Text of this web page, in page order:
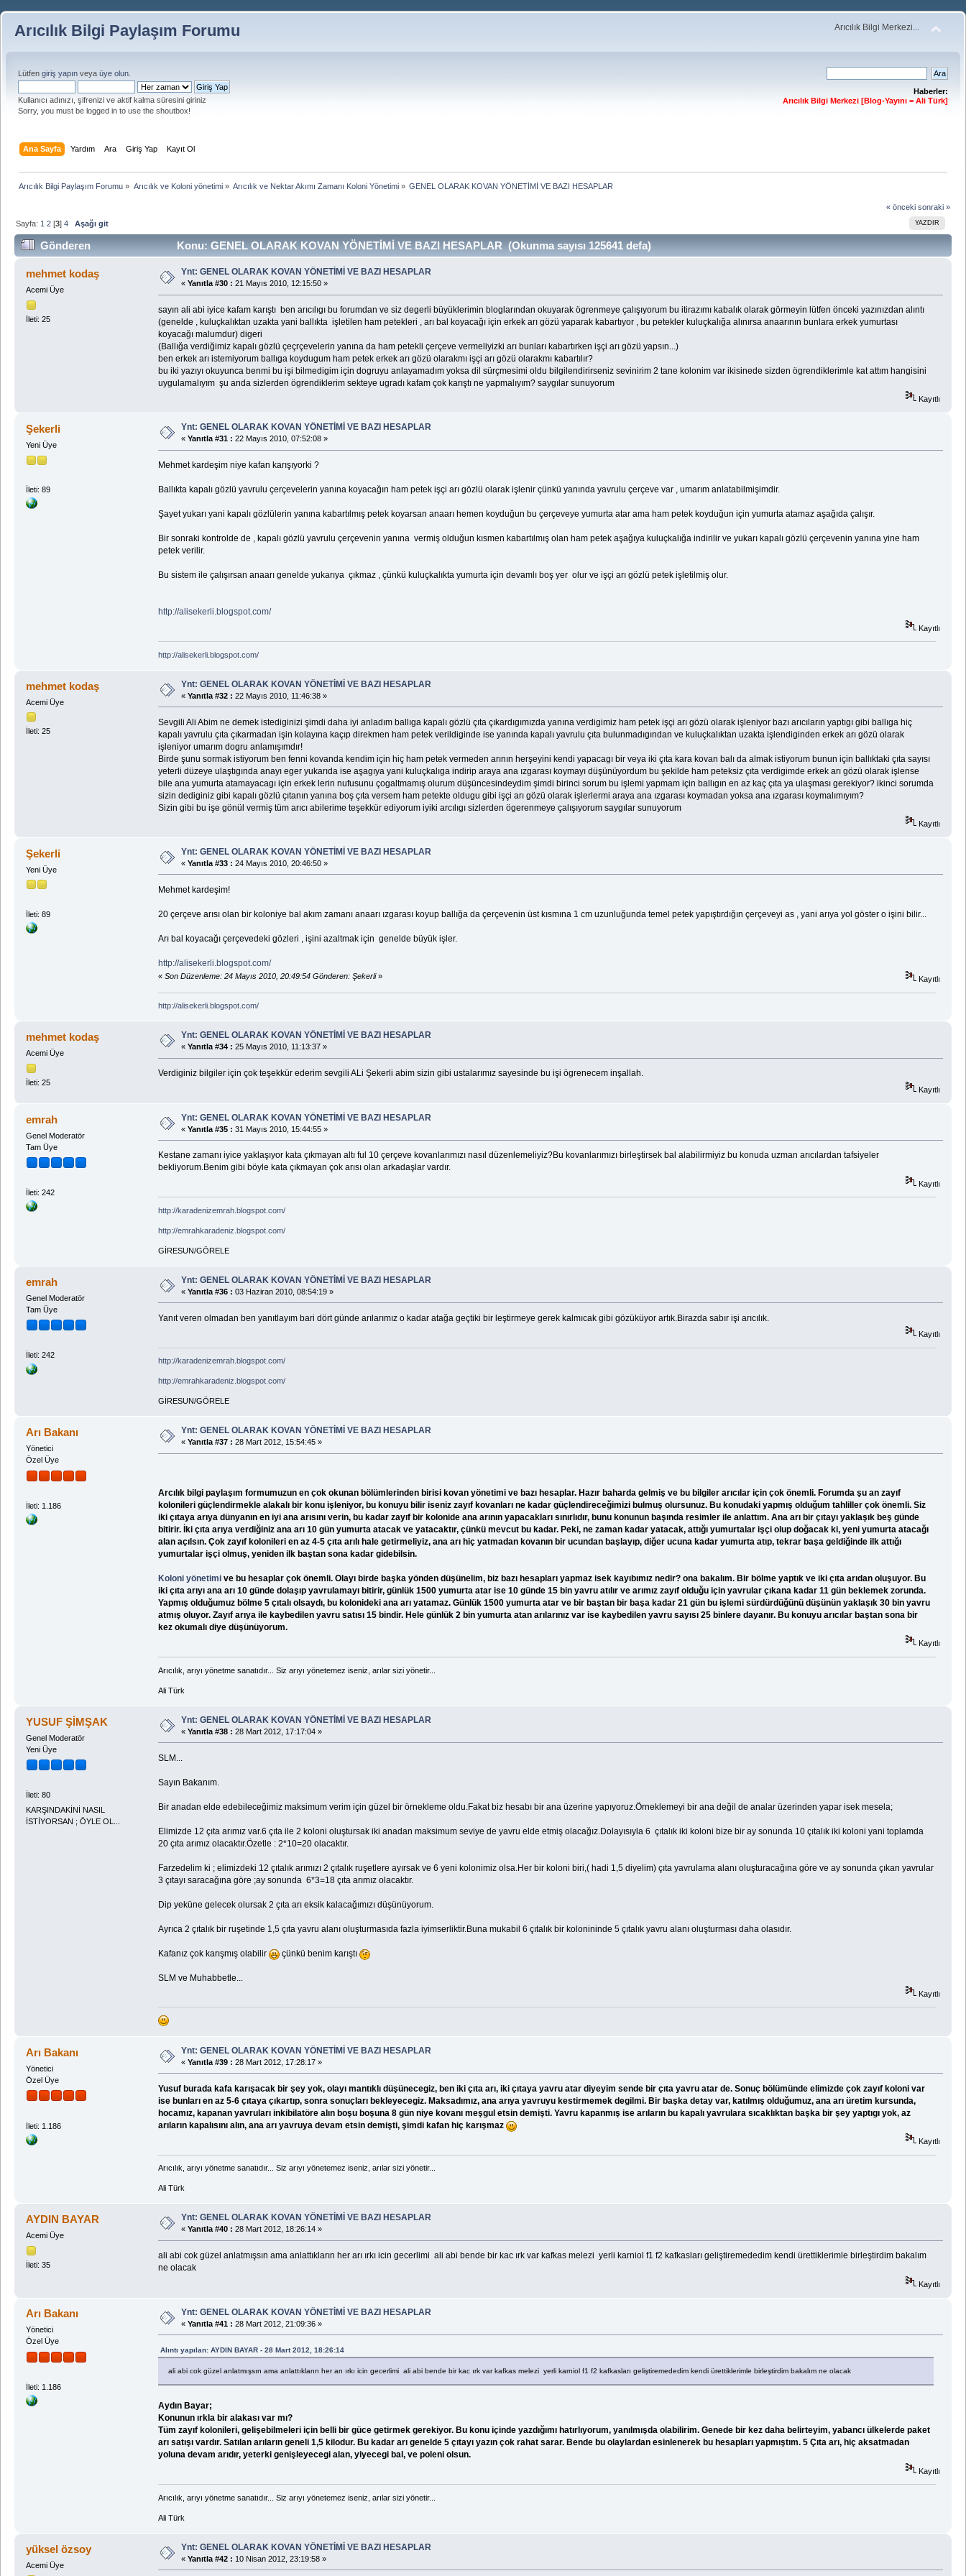
Arıcılık Bilgi Paylaşım Forumu Arıcılık Bilgi Merkezi...
Lütfen giriş yapın veya üye olun
Kullanıcı adınızı, şifrenizi ve aktif kalma süresini giriniz
Sorry, you must be logged in to use the shoutbox!
Haberler:
Arıcılık Bilgi Merkezi [Blog-Yayını = Ali Türk]
Ana Sayfa Yardım Ara Giriş Yap Kayıt Ol
Arıcılık Bilgi Paylaşım Forumu » Arıcılık ve Koloni yönetimi» Arıcılık ve Nektar Akımı Zamanı Koloni Yönetimi» GENEL OLARAK KOVAN YÖNETİMİ VE BAZI HESAPLAR
« önceki sonraki »
YAZDIR
Sayfa: 1 2 [3]4 Aşağı git
Gönderen Konu: GENEL OLARAK KOVAN YÖNETİMİ VE BAZI HESAPLAR (Okunma sayısı 125641 defa)
mehmet kodaş
Acemi Üye
İleti: 25
Ynt: GENEL OLARAK KOVAN YÖNETİMİ VE BAZI HESAPLAR
« Yanıtla #30 : 21 Mayıs 2010, 12:15:50 »
sayın ali abi iyice kafam karıştı ben arıcılıgı bu forumdan ve siz degerli büyüklerimin bloglarından okuyarak ögrenmeye çalışıyorum bu itirazımı kabalık olarak görmeyin lütfen önceki yazınızdan alıntı
(genelde , kuluçkalıktan uzakta yani ballıkta işletilen ham petekleri , arı bal koyacağı için erkek arı gözü yaparak kabartıyor , bu petekler kuluçkalığa alınırsa anaarının bunlara erkek yumurtası
koyacağı malumdur) digeri
(Ballığa verdiğimiz kapalı gözlü çeçrçevelerin yanına da ham petekli çerçeve vermeliyizki arı bunları kabartırken işçi arı gözü yapsın...)
ben erkek arı istemiyorum ballıga koydugum ham petek erkek arı gözü olarakmı işçi arı gözü olarakmı kabartılır?
bu iki yazıyı okuyunca benmi bu işi bilmedigim için dogruyu anlayamadım yoksa dil sürçmesimi oldu bilgilendirirseniz sevinirim 2 tane kolonim var ikisinede sizden ögrendiklerimle kat attım hangisini
uygulamalıyım şu anda sizlerden ögrendiklerim sekteye ugradı kafam çok karıştı ne yapmalıyım? saygılar sunuyorum
Kayıtlı
Şekerli
Yeni Üye
İleti: 89
Ynt: GENEL OLARAK KOVAN YÖNETİMİ VE BAZI HESAPLAR
« Yanıtla #31 : 22 Mayıs 2010, 07:52:08 »
Mehmet kardeşim niye kafan karışıyorki ?
Ballıkta kapalı gözlü yavrulu çerçevelerin yanına koyacağın ham petek işçi arı gözlü olarak işlenir çünkü yanında yavrulu çerçeve var , umarım anlatabilmişimdir.
Şayet yukarı yani kapalı gözlülerin yanına kabartılmış petek koyarsan anaarı hemen koyduğun bu çerçeveye yumurta atar ama ham petek koyduğun için yumurta atamaz aşağıda çalışır.
Bir sonraki kontrolde de , kapalı gözlü yavrulu çerçevenin yanına vermiş olduğun kısmen kabartılmış olan ham petek aşağıya kuluçkalığa indirilir ve yukarı kapalı gözlü çerçevenin yanına yine ham
petek verilir.
Bu sistem ile çalışırsan anaarı genelde yukarıya çıkmaz , çünkü kuluçkalıkta yumurta için devamlı boş yer olur ve işçi arı gözlü petek işletilmiş olur.
http://alisekerli.blogspot.com/
Kayıtlı
http://alisekerli.blogspot.com/
mehmet kodaş
Acemi Üye
İleti: 25
Ynt: GENEL OLARAK KOVAN YÖNETİMİ VE BAZI HESAPLAR
« Yanıtla #32 : 22 Mayıs 2010, 11:46:38 »
Sevgili Ali Abim ne demek istediginizi şimdi daha iyi anladım ballıga kapalı gözlü çıta çıkardıgımızda yanına verdigimiz ham petek işçi arı gözü olarak işleniyor bazı arıcıların yaptıgı gibi ballıga hiç
kapalı yavrulu çıta çıkarmadan işin kolayına kaçıp direkmen ham petek verildiginde ise yanında kapalı yavrulu çıta bulunmadıgından ve kuluçkalıktan uzakta işlendiginden erkek arı gözü olarak
işleniyor umarım dogru anlamışımdır!
Birde şunu sormak istiyorum ben fenni kovanda kendim için hiç ham petek vermeden arının herşeyini kendi yapacagı bir veya iki çıta kara kovan balı da almak istiyorum bunun için ballıktaki çıta sayısı
yeterli düzeye ulaştıgında anayı eger yukarıda ise aşagıya yani kuluçkalıga indirip araya ana ızgarası koymayı düşünüyordum bu şekilde ham peteksiz çıta verdigimde erkek arı gözü olarak işlense
bile ana yumurta atamayacagı için erkek lerin nufusunu çogaltmamış olurum düşüncesindeydim şimdi birinci sorum bu işlemi yapmam için ballıgın en az kaç çıta ya ulaşması gerekiyor? ikinci sorumda
sizin dediginiz gibi kapalı gözlü çıtanın yanına boş çıta versem ham petekte oldugu gibi işçi arı gözü olarak işlerlermi araya ana ızgarası koymadan yoksa ana ızgarası koymalımıyım?
Sizin gibi bu işe gönül vermiş tüm arıcı abilerime teşekkür ediyorum iyiki arcılıgı sizlerden ögerenmeye çalışıyorum saygılar sunuyorum
Kayıtlı
Şekerli
Yeni Üye
İleti: 89
Ynt: GENEL OLARAK KOVAN YÖNETİMİ VE BAZI HESAPLAR
« Yanıtla #33 : 24 Mayıs 2010, 20:46:50 »
Mehmet kardeşim!
20 çerçeve arısı olan bir koloniye bal akım zamanı anaarı ızgarası koyup ballığa da çerçevenin üst kısmına 1 cm uzunluğunda temel petek yapıştırdığın çerçeveyi as , yani arıya yol göster o işini bilir...
Arı bal koyacağı çerçevedeki gözleri , işini azaltmak için genelde büyük işler.
http://alisekerli.blogspot.com/
« Son Düzenleme: 24 Mayıs 2010, 20:49:54 Gönderen: Şekerli» Kayıtlı
http://alisekerli.blogspot.com/
mehmet kodaş
Acemi Üye
İleti: 25
Ynt: GENEL OLARAK KOVAN YÖNETİMİ VE BAZI HESAPLAR
« Yanıtla #34 : 25 Mayıs 2010, 11:13:37 »
Verdiginiz bilgiler için çok teşekkür ederim sevgili ALi Şekerli abim sizin gibi ustalarımız sayesinde bu işi ögrenecem inşallah.
Kayıtlı
emrah
Genel Moderatör
Tam Üye
İleti: 242
Ynt: GENEL OLARAK KOVAN YÖNETİMİ VE BAZI HESAPLAR
« Yanıtla #35 : 31 Mayıs 2010, 15:44:55 »
Kestane zamanı iyice yaklaşıyor kata çıkmayan altı ful 10 çerçeve kovanlarımızı nasıl düzenlemeliyiz?Bu kovanlarımızı birleştirsek bal alabilirmiyiz bu konuda uzman arıcılardan tafsiyeler
bekliyorum.Benim gibi böyle kata çıkmayan çok arısı olan arkadaşlar vardır.
Kayıtlı
http://karadenizemrah.blogspot.com/
http://emrahkaradeniz.blogspot.com/
GİRESUN/GÖRELE
emrah
Genel Moderatör
Tam Üye
İleti: 242
Ynt: GENEL OLARAK KOVAN YÖNETİMİ VE BAZI HESAPLAR
« Yanıtla #36 : 03 Haziran 2010, 08:54:19 »
Yanıt veren olmadan ben yanıtlayım bari dört günde arılarımız o kadar atağa geçtiki bir leştirmeye gerek kalmıcak gibi gözüküyor artık.Birazda sabır işi arıcılık.
Kayıtlı
http://karadenizemrah.blogspot.com/
http://emrahkaradeniz.blogspot.com/
GİRESUN/GÖRELE
Arı Bakanı
Yönetici
Özel Üye
İleti: 1.186
Ynt: GENEL OLARAK KOVAN YÖNETİMİ VE BAZI HESAPLAR
« Yanıtla #37 : 28 Mart 2012, 15:54:45 »
Arcılık bilgi paylaşım formumuzun en çok okunan bölümlerinden birisi kovan yönetimi ve bazı hesaplar. Hazır baharda gelmiş ve bu bilgiler arıcılar için çok önemli. Forumda şu an zayıf
kolonileri güçlendirmekle alakalı bir konu işleniyor, bu konuyu bilir iseniz zayıf kovanları ne kadar güçlendireceğimizi bulmuş olursunuz. Bu konudaki yapmış olduğum tahliller çok önemli. Siz
iki çıtaya arıya dünyanın en iyi ana arısını verin, bu kadar zayıf bir kolonide ana arının yapacakları sınırlıdır, bunu konunun başında resimler ile anlattım. Ana arı bir çıtayı yaklaşık beş günde
bitirir. İki çıta arıya verdiğiniz ana arı 10 gün yumurta atacak ve yatacaktır, çünkü mevcut bu kadar. Peki, ne zaman kadar yatacak, attığı yumurtalar işçi olup doğacak ki, yeni yumurta atacağı
alan açılsın. Çok zayıf kolonileri en az 4-5 çıta arılı hale getirmeliyiz, ana arı hiç yatmadan kovanın bir ucundan başlayıp, diğer ucuna kadar yumurta atıp, tekrar başa geldiğinde ilk attığı
yumurtalar işçi olmuş, yeniden ilk baştan sona kadar gidebilsin.
Koloni yönetimive bu hesaplar çok önemli. Olayı birde başka yönden düşünelim, biz bazı hesapları yapmaz isek kayıbımız nedir? ona bakalım. Bir bölme yaptık ve iki çıta arıdan oluşuyor. Bu
iki çıta arıyı ana arı 10 günde dolaşıp yavrulamayı bitirir, günlük 1500 yumurta atar ise 10 günde 15 bin yavru atılır ve arımız zayıf olduğu için yavrular çıkana kadar 11 gün beklemek zorunda.
Yapmış olduğumuz bölme 5 çıtalı olsaydı, bu kolonideki ana arı yatamaz. Günlük 1500 yumurta atar ve bir baştan bir başa kadar 21 gün bu işlemi sürdürdüğünü düşünün yaklaşık 30 bin yavru
atmış oluyor. Zayıf arıya ile kaybedilen yavru satısı 15 bindir. Hele günlük 2 bin yumurta atan arılarınız var ise kaybedilen yavru sayısı 25 binlere dayanır. Bu konuyu arıcılar baştan sona bir
kez okumalı diye düşünüyorum.
Kayıtlı
Arıcılık, arıyı yönetme sanatıdır... Siz arıyı yönetemez iseniz, arılar sizi yönetir...
Ali Türk
YUSUF ŞİMŞAK
Genel Moderatör
Yeni Üye
İleti: 80
KARŞINDAKİNİ NASIL
İSTİYORSAN ; ÖYLE OL...
Ynt: GENEL OLARAK KOVAN YÖNETİMİ VE BAZI HESAPLAR
« Yanıtla #38 : 28 Mart 2012, 17:17:04 »
SLM...
Sayın Bakanım.
Bir anadan elde edebileceğimiz maksimum verim için güzel bir örnekleme oldu.Fakat biz hesabı bir ana üzerine yapıyoruz.Örneklemeyi bir ana değil de analar üzerinden yapar isek mesela;
Elimizde 12 çıta arımız var.6 çıta ile 2 koloni oluştursak iki anadan maksimum seviye de yavru elde etmiş olacağız.Dolayısıyla 6 çıtalık iki koloni bize bir ay sonunda 10 çıtalık iki koloni yani toplamda
20 çıta arımız olacaktır.Özetle : 2*10=20 olacaktır.
Farzedelim ki ; elimizdeki 12 çıtalık arımızı 2 çıtalık ruşetlere ayırsak ve 6 yeni kolonimiz olsa.Her bir koloni biri,( hadi 1,5 diyelim) çıta yavrulama alanı oluşturacağına göre ve ay sonunda çıkan yavrular
3 çıtayı saracağına göre ;ay sonunda 6*3=18 çıta arımız olacaktır.
Dip yeküne gelecek olursak 2 çıta arı eksik kalacağımızı düşünüyorum.
Ayrıca 2 çıtalık bir ruşetinde 1,5 çıta yavru alanı oluşturmasıda fazla iyimserliktir.Buna mukabil 6 çıtalık bir kolonininde 5 çıtalık yavru alanı oluşturması daha olasıdır.
Kafanız çok karışmış olabilir çünkü benim karıştı
SLM ve Muhabbetle...
Kayıtlı
Arı Bakanı
Yönetici
Özel Üye
İleti: 1.186
Ynt: GENEL OLARAK KOVAN YÖNETİMİ VE BAZI HESAPLAR
« Yanıtla #39 : 28 Mart 2012, 17:28:17 »
Yusuf burada kafa karışacak bir şey yok, olayı mantıklı düşünecegiz, ben iki çıta arı, iki çıtaya yavru atar diyeyim sende bir çıta yavru atar de. Sonuç bölümünde elimizde çok zayıf koloni var
ise bunları en az 5-6 çıtaya çıkartıp, sonra sonuçları bekleyecegiz. Maksadımız, ana arıya yavruyu kestirmemek degilmi. Bir başka detay var, katılmış olduğumuz, ana arı üretim kursunda,
hocamız, kapanan yavruları inkibilatöre alın boşu boşuna 8 gün niye kovanı meşgul etsin demişti. Yavru kapanmış ise arıların bu kapalı yavrulara sıcaklıktan başka bir şey yaptıgı yok, az
arıların kapalısını alın, ana arı yavruya devam etsin demişti, şimdi kafan hiç karışmaz
Kayıtlı
Arıcılık, arıyı yönetme sanatıdır... Siz arıyı yönetemez iseniz, arılar sizi yönetir...
Ali Türk
AYDIN BAYAR
Acemi Üye
İleti: 35
Ynt: GENEL OLARAK KOVAN YÖNETİMİ VE BAZI HESAPLAR
« Yanıtla #40 : 28 Mart 2012, 18:26:14 »
ali abi cok güzel anlatmışsın ama anlattıkların her arı ırkı icin gecerlimi ali abi bende bir kac ırk var kafkas melezi yerli karniol f1 f2 kafkasları geliştiremededim kendi ürettiklerimle birleştirdim bakalım
ne olacak
Kayıtlı
Arı Bakanı
Yönetici
Özel Üye
İleti: 1.186
Ynt: GENEL OLARAK KOVAN YÖNETİMİ VE BAZI HESAPLAR
« Yanıtla #41 : 28 Mart 2012, 21:09:36 »
Alıntı yapılan: AYDIN BAYAR - 28 Mart 2012, 18:26:14
ali abi cok güzel anlatmışsın ama anlattıkların her arı ırkı icin gecerlimi ali abi bende bir kac ırk var kafkas melezi yerli karniol f1 f2 kafkasları geliştiremededim kendi ürettiklerimle birleştirdim bakalım ne olacak
Aydın Bayar;
Konunun ırkla bir alakası var mı?
Tüm zayıf kolonileri, gelişebilmeleri için belli bir güce getirmek gerekiyor. Bu konu içinde yazdığımı hatırlıyorum, yanılmışda olabilirim. Genede bir kez daha belirteyim, yabancı ülkelerde paket
arı satışı vardır. Satılan arıların geneli 1,5 kilodur. Bu kadar arı genelde 5 çıtayı yazın çok rahat sarar. Bende bu olaylardan esinlenerek bu hesapları yapmıştım. 5 Çıta arı, hiç aksatmadan
yoluna devam arıdır, yeterki genişleyecegi alan, yiyecegi bal, ve poleni olsun.
Kayıtlı
Arıcılık, arıyı yönetme sanatıdır... Siz arıyı yönetemez iseniz, arılar sizi yönetir...
Ali Türk
yüksel özsoy
Acemi Üye
Ynt: GENEL OLARAK KOVAN YÖNETİMİ VE BAZI HESAPLAR
« Yanıtla #42 : 10 Nisan 2012, 23:19:58 »